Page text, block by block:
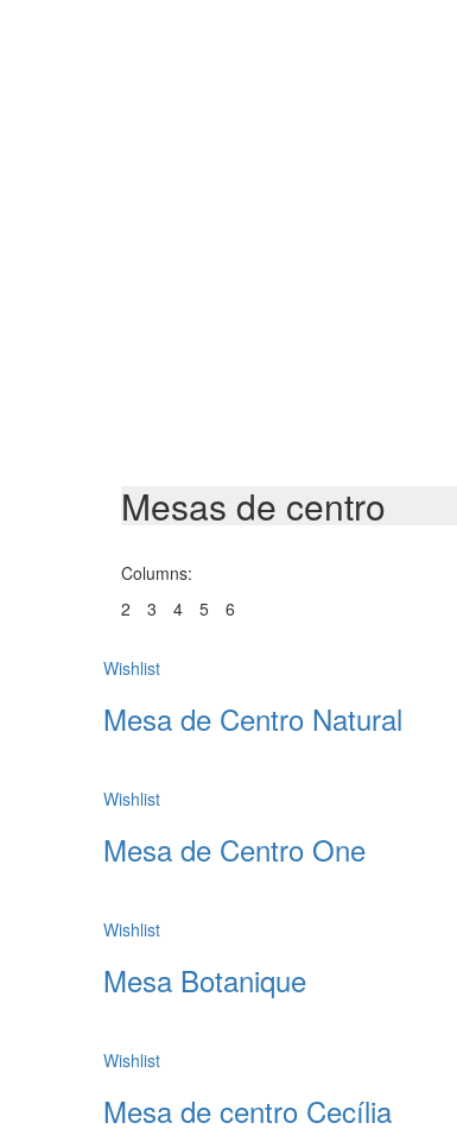
Mesas de centro
Columns:
2
3 4 5 6
Wishlist
Mesa de Centro Natural
Wishlist
Mesa de Centro One
Wishlist
Mesa Botanique
Wishlist
Mesa de centro Cecília